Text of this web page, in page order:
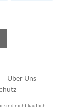
Über Uns
sind nicht käuflich